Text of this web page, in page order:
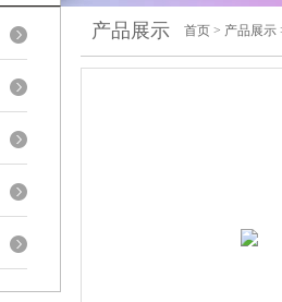
产品展示 首页 > 产品展示